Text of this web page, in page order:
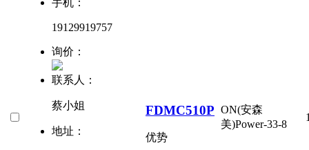
手机：
19129919757
询价：
联系人：
蔡小姐
地址：
FDMC510P
优势
ON(安森
美)Power-33-8